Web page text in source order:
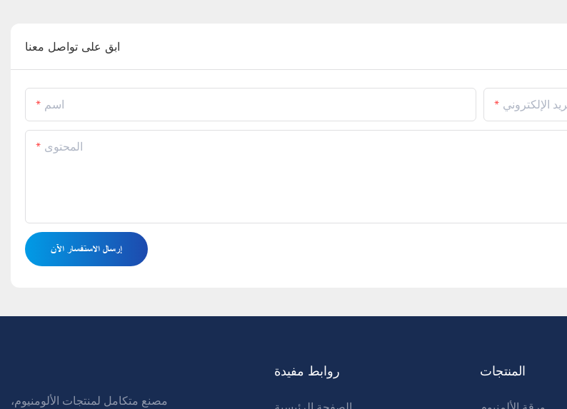
ابق على تواصل معنا
اسم الإلكتروني
المحتوى
إرسال الاستفسار الآن
مصنع متكامل لمنتجات الألومنيوم،
روابط مفيدة المنتجات